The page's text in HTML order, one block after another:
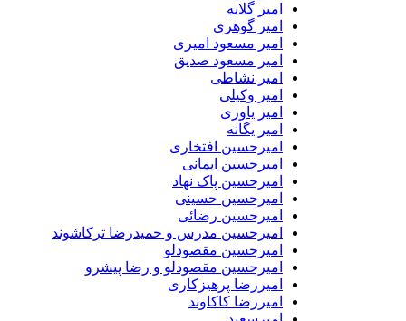
امیر گلایه
امیر گوهری
امیر مسعود امیری
امیر مسعود صدیق
امیر نشاطی
امیر وکیلی
امیر یاوری
امیر یگانه
امیرحسین افتخاری
امیرحسین ایمانی
امیرحسین پاک نهاد
امیرحسین حسینی
امیرحسین رضائی
امیرحسین مدرس و حمیدرضا ترکاشوند
امیرحسین مقصودلو
امیرحسین مقصودلو و رضا پیشرو
امیررضا پرهیزکاری
امیررضا کاکاوند